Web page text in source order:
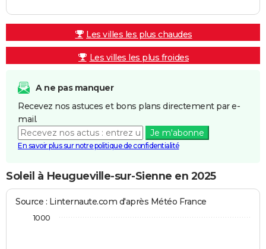
Les villes les plus chaudes
Les villes les plus froides
A ne pas manquer
Recevez nos astuces et bons plans directement par e-
mail.
Je m'abonne
En savoir plus sur notre politique de confidentialité
Soleil à Heugueville-sur-Sienne en 2025
Source : Linternaute.com d'après Météo France
1000